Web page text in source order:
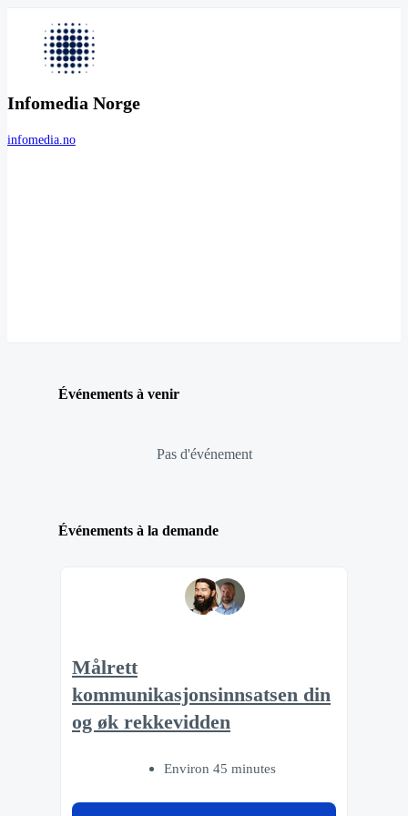
Infomedia Norge
infomedia.no
Événements à venir
Pas d'événement
Événements à la demande
Målrett
kommunikasjonsinnsatsen din
og øk rekkevidden
Environ 45 minutes